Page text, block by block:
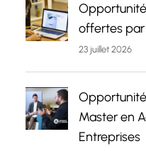
offertes par
23 juillet 2026
Master en
Entreprises